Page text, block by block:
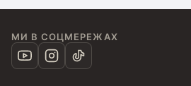
МИ В СОЦМЕРЕЖАХ